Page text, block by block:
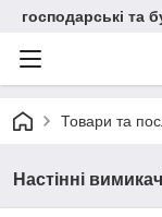
господарські та
Товари та
Настінні